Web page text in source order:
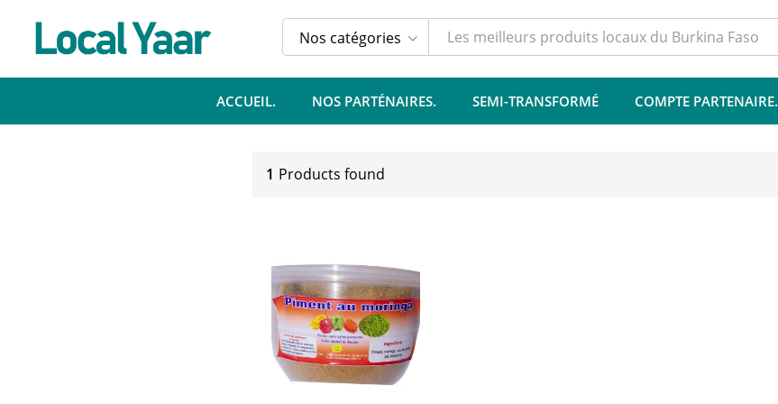
Nos catégories
ACCUEIL. NOS PARTÉNAIRES. SEMI-TRANSFORMÉ COMPTE PARTENAIRE.
1 Products found